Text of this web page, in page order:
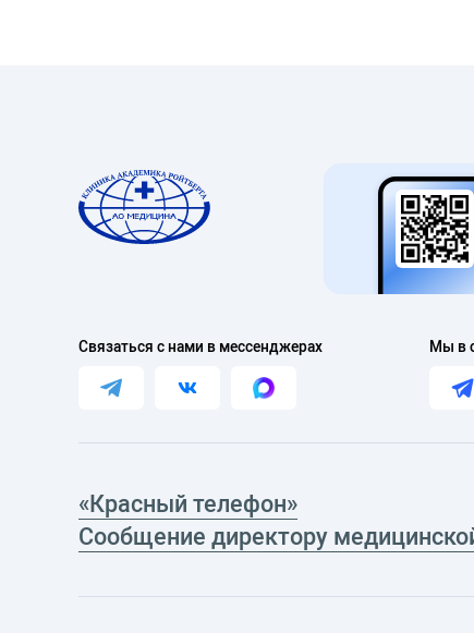
Связаться с нами в мессенджерах Мы в
«Красный телефон»
Сообщение директору